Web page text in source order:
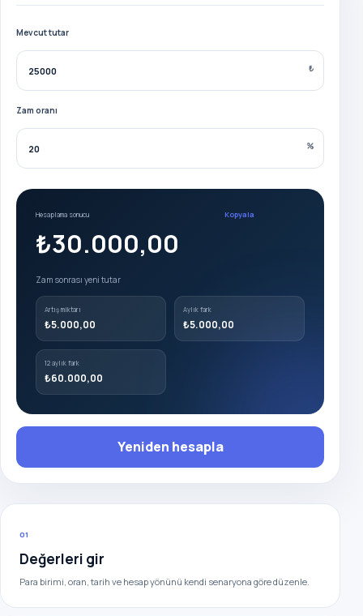
Mevcut tutar
₺
Zam oranı
%
Hesaplama sonucu Kopyala
₺30.000,00
Zam sonrası yeni tutar
Artış miktarı
₺5.000,00
Aylık fark
₺5.000,00
12 aylık fark
₺60.000,00
Yeniden hesapla
01
Değerleri gir
Para birimi, oran, tarih ve hesap yönünü kendi senaryona göre düzenle.